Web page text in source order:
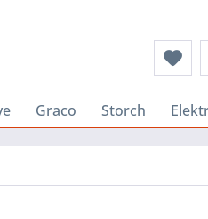
Graco Storch